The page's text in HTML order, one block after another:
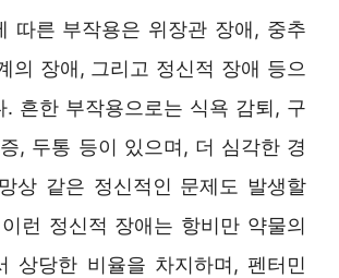
따른 부작용은 위장관 장애, 중추
의 장애, 그리고 정신적 장애 등으
. 흔한 부작용으로는 식욕 감퇴, 구
, 두통 등이 있으며, 더 심각한 경
상 같은 정신적인 문제도 발생할
런 정신적 장애는 항비만 약물의
상당한 비율을 차지하며, 펜터민